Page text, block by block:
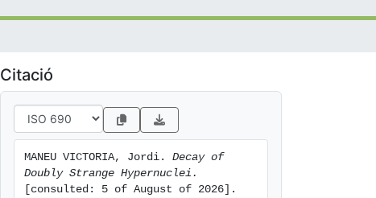
Citació
MANEU VICTORIA, Jordi. Decay of
Doubly Strange Hypernuclei.
[consulted: 5 of August of 2026].